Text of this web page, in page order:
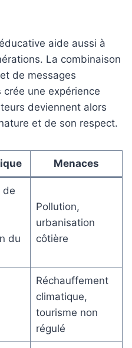
aide aussi à
La combinaison
de messages
crée une expérience
deviennent alors
et de son respect.
Menaces
de
du
Pollution,
urbanisation
côtière
Réchauffement
climatique,
tourisme non
régulé